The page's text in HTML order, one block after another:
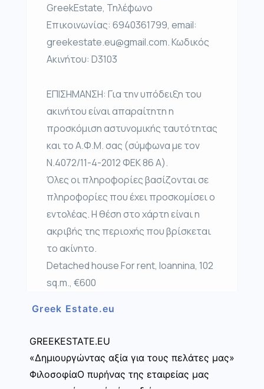
GreekEstate, Τηλέφωνο
Επικοινωνίας: 6940361799, email:
greekestate.eu@gmail.com. Κωδικός
Ακινήτου: D3103
ΕΠΙΣΗΜΑΝΣΗ: Για την υπόδειξη του
ακινήτου είναι απαραίτητη η
προσκόμιση αστυνομικής ταυτότητας
και το Α.Φ.Μ. σας (σύμφωνα με τον
Ν.4072/11-4-2012 ΦΕΚ 86 Α).
Όλες οι πληροφορίες βασίζονται σε
πληροφορίες που έχει προσκομίσει ο
εντολέας. Η θέση στο χάρτη είναι η
ακριβής της περιοχής που βρίσκεται
το ακίνητο.
Detached house For rent, Ioannina, 102
sq.m., €600
Greek Estate.eu
GREEKESTATE.EU
«Δημιουργώντας αξία για τους πελάτες μας»
ΦιλοσοφίαΟ πυρήνας της εταιρείας μας